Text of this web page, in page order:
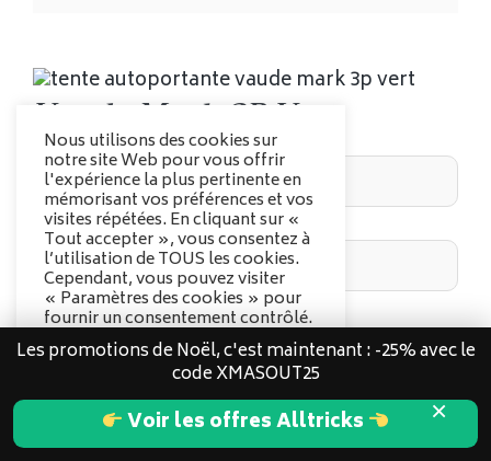
Vaude Mark 3P Vert
Alltricks
826,99€
Acheter ce produit
Voir la fiche technique
Nous utilisons des cookies sur
notre site Web pour vous offrir
l'expérience la plus pertinente en
mémorisant vos préférences et vos
visites répétées. En cliquant sur «
Tout accepter », vous consentez à
l’utilisation de TOUS les cookies.
Cependant, vous pouvez visiter
« Paramètres des cookies » pour
fournir un consentement contrôlé.
Options des cookies
Tout accepter
Les promotions de Noël, c'est maintenant : -25% avec le
code XMASOUT25
Voir les offres Alltricks ×